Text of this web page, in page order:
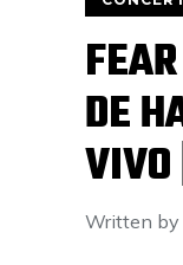
DE
VIVO
Written by